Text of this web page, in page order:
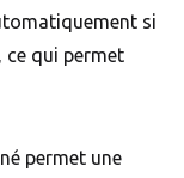
si
ce qui permet
permet une